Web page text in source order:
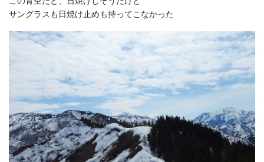
サングラスも日焼け止めも持ってこなかった